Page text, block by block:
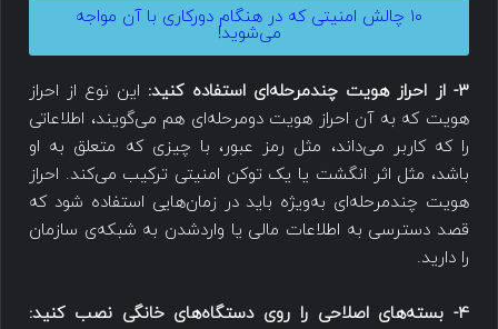
۱۰ چالش امنیتی که در هنگام دورکاری با آن مواجه
می‌شوید!
3- از احراز هویت چندمرحله‌ای استفاده کنید:
این نوع از احراز
هویت که به آن احراز هویت دومرحله‌ای هم می‌گویند، اطلاعاتی
را که کاربر می‌داند، مثل رمز عبور، با چیزی که متعلق به او
باشد، مثل اثر انگشت یا یک توکن امنیتی ترکیب می‌کند. احراز
هویت چندمرحله‌ای به‌ویژه باید در زمان‌هایی استفاده شود که
قصد دسترسی به اطلاعات مالی یا واردشدن به شبکه‌ی سازمان
را دارید.
‌4- بسته‌های اصلاحی را روی دستگاه‌های خانگی نصب کنید: